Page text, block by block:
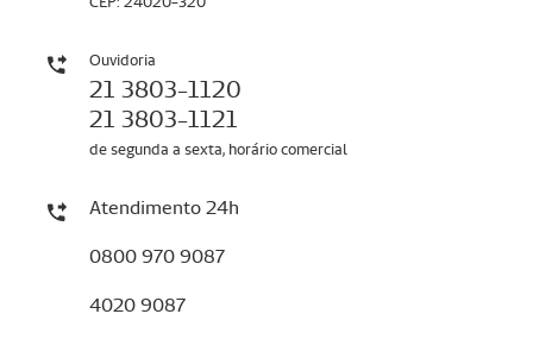
Ouvidoria
21 3803-1120
21 3803-1121
de segunda a sexta, horário comercial
Atendimento 24h
0800 970 9087
4020 9087